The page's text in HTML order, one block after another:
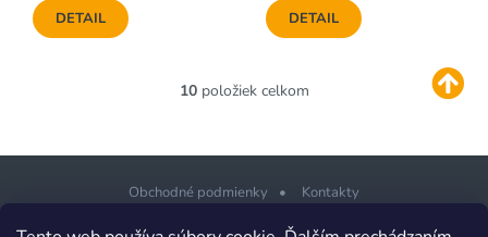
DETAIL DETAIL
O
á
d
a
10položiek celkom
Obchodné podmienky Kontakty